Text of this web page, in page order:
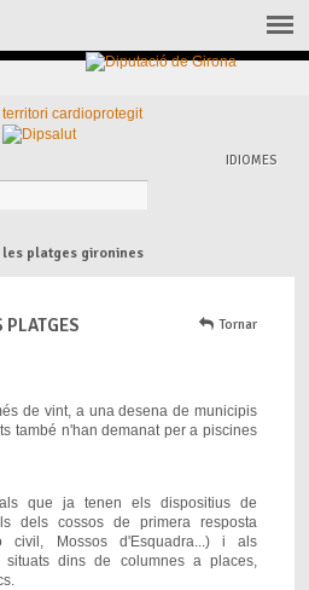
IDIOMES
platges gironines
PLATGES
Tornar
de vint, a una desena de municipis
també n'han demanat per a piscines
que ja tenen els dispositius de
dels cossos de primera resposta
civil, Mossos d'Esquadra...) i als
dins de columnes a places,